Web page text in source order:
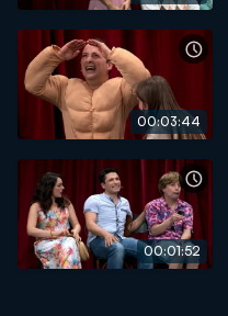
00:03:44
00:01:52